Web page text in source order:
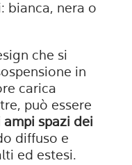
bianca, nera o
che si
in
carica
può essere
spazi dei
diffuso e
ed estesi.